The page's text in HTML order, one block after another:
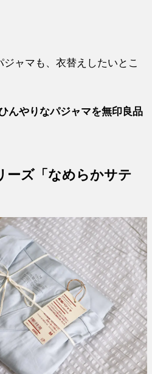
ャマも、衣替えしたいとこ
んやりなパジャマを無印良品
ーズ「なめらかサテ